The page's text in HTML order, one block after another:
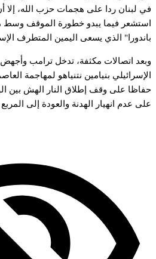
في لبنان ردا على هجمات حزب الله، إلا أن
استشعر فيما يبدو خطورة الموقف وسط
باندورا" الذي يسعى اليمين المتطرف
وبعد اتصالات مكثفة، تدخل ترامب وأجهض
الإسرائيلي بنيامين نتنياهو لمهاجمة
حفاظا على وقف إطلاق النار الهش بين
على عدم انهيار الهدنة والعودة إلى المربع